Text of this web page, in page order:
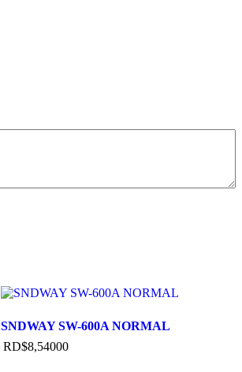
SNDWAY SW-600A NORMAL
RD$8,54000